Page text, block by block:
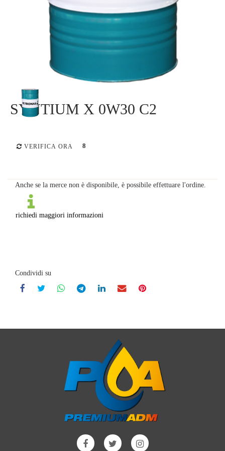
SYNTIUM X 0W30 C2
VERIFICA ORA 8
Anche se la merce non è disponibile, è possibile effettuare l'ordine.
richiedi maggiori informazioni
Condividi su